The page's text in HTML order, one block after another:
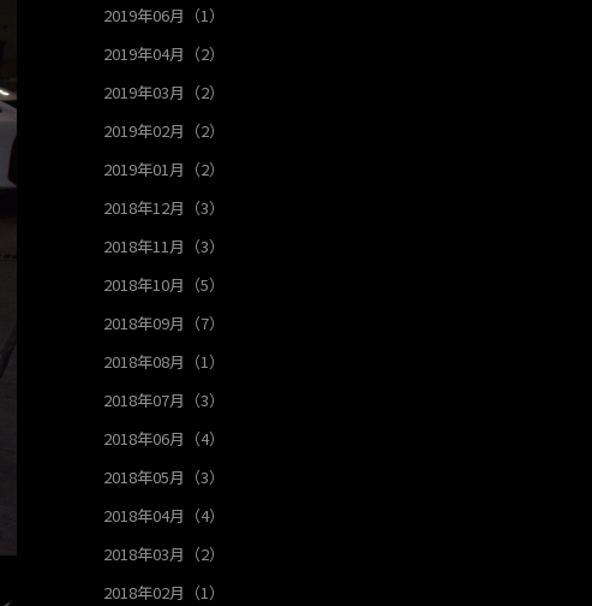
2019年06月（1）
2019年04月（2）
2019年03月（2）
2019年02月（2）
2019年01月（2）
2018年12月（3）
2018年11月（3）
2018年10月（5）
2018年09月（7）
2018年08月（1）
2018年07月（3）
2018年06月（4）
2018年05月（3）
2018年04月（4）
2018年03月（2）
2018年02月（1）